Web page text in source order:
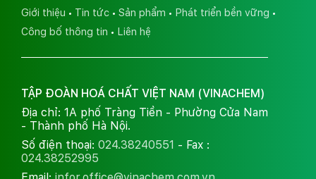
Giới thiệu Tin tức Sản phẩm
Phát triển bền vững
Công bố thông tin
Liên hệ
TẬP ĐOÀN HOÁ CHẤT VIỆT NAM (VINACHEM)
Địa chỉ: 1A phố Tràng Tiền - Phường Cửa Nam
- Thành phố Hà Nội.
Số điện thoại: 024.38240551 - Fax :
024.38252995